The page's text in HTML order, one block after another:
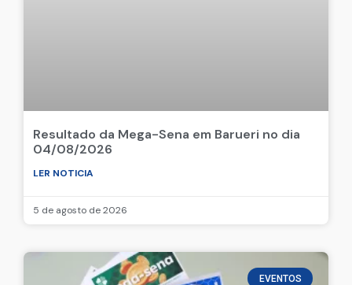
Resultado da Mega-Sena em Barueri no dia
04/08/2026
LER NOTICIA
5 de agosto de 2026
EVENTOS